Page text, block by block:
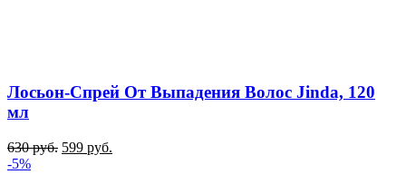
Лосьон-Спрей От Выпадения Волос Jinda, 120
мл
630руб. 599 руб.
-5%